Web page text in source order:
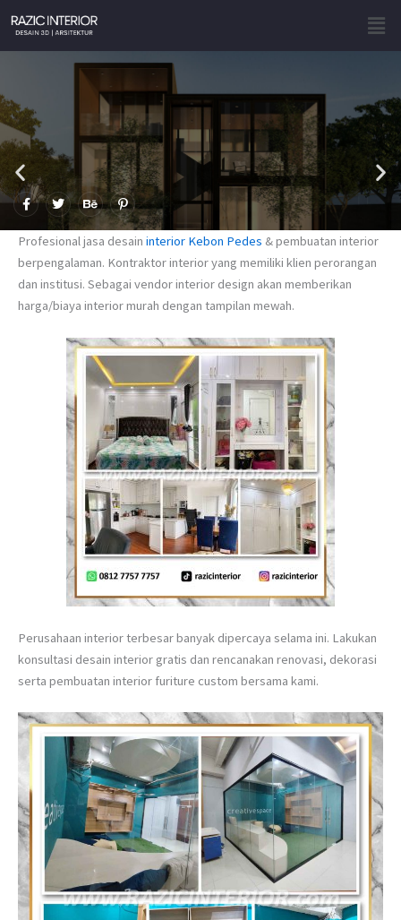
content
F
a
e
b
o
k
f
T
w
t
t
e
r
B
e
h
a
n
c
P
i
n
t
e
r
s
-
Profesional jasa desain interior Kebon Pedes & pembuatan interior
berpengalaman. Kontraktor interior yang memiliki klien perorangan
dan institusi. Sebagai vendor interior design akan memberikan
harga/biaya interior murah dengan tampilan mewah.
Perusahaan interior terbesar banyak dipercaya selama ini. Lakukan
konsultasi desain interior gratis dan rencanakan renovasi, dekorasi
serta pembuatan interior furiture custom bersama kami.